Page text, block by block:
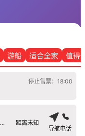
游船 适合全家 值得
停止售票：18:00
江西省南昌市新建区042乡道与采报段交汇处(校旅风真人CS营地对面停车场附近)
距离未知
导航电话